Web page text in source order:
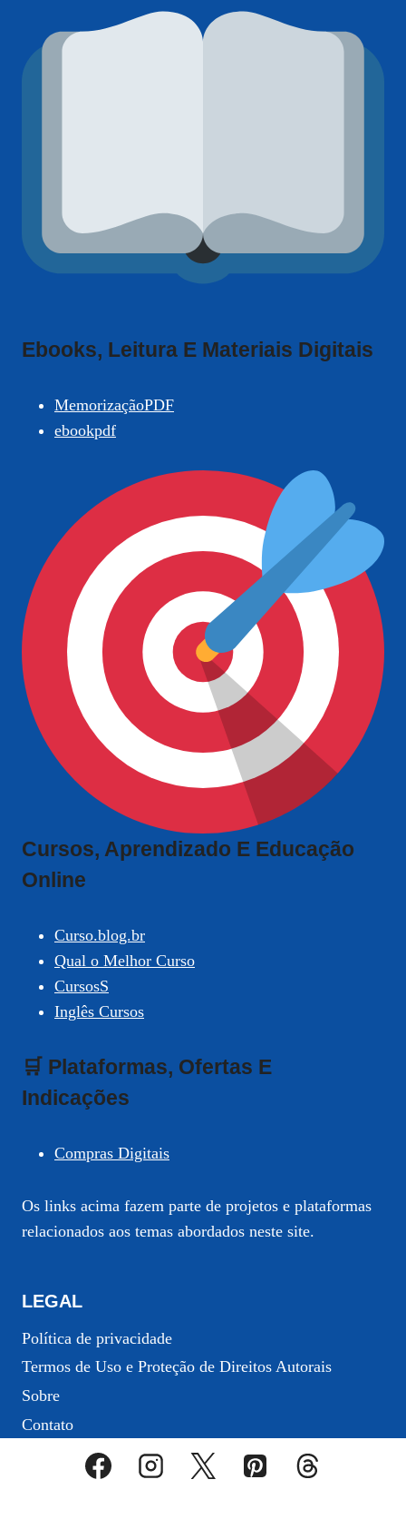
Ebooks, Leitura E Materiais Digitais
MemorizaçãoPDF
ebookpdf
Cursos, Aprendizado E Educação
Online
Curso.blog.br
Qual o Melhor Curso
CursosS
Inglês Cursos
🛒 Plataformas, Ofertas E
Indicações
Compras Digitais
Os links acima fazem parte de projetos e plataformas
relacionados aos temas abordados neste site.
LEGAL
Política de privacidade
Termos de Uso e Proteção de Direitos Autorais
Sobre
Contato